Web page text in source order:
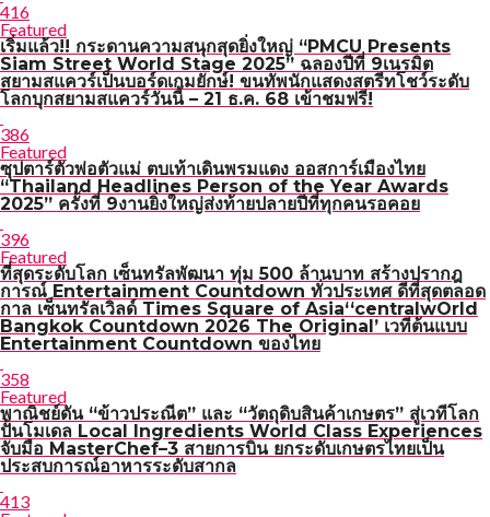
416
Featured
เริ่มแล้ว!! กระดานความสนุกสุดยิ่งใหญ่ “PMCU Presents
Siam Street World Stage 2025” ฉลองปีที่ 9เนรมิต
สยามสแควร์เป็นบอร์ดเกมยักษ์! ขนทัพนักแสดงสตรีทโชว์ระดับ
โลกบุกสยามสแควร์วันนี้ – 21 ธ.ค. 68 เข้าชมฟรี!
386
Featured
ซุปตาร์ตัวพ่อตัวแม่ ตบเท้าเดินพรมแดง ออสการ์เมืองไทย
“Thailand Headlines Person of the Year Awards
2025” ครั้งที่ 9งานยิ่งใหญ่ส่งท้ายปลายปีที่ทุกคนรอคอย
396
Featured
ที่สุดระดับโลก เซ็นทรัลพัฒนา ทุ่ม 500 ล้านบาท สร้างปรากฎ
การณ์ Entertainment Countdown ทั่วประเทศ ดีที่สุดตลอด
กาล เซ็นทรัลเวิลด์ Times Square of Asia‘‘centralwOrld
Bangkok Countdown 2026 The Original’ เวทีต้นแบบ
Entertainment Countdown ของไทย
358
Featured
พาณิชย์ดัน “ข้าวประณีต” และ “วัตถุดิบสินค้าเกษตร” สู่เวทีโลก
ปั้นโมเดล Local Ingredients World Class Experiences
จับมือ MasterChef–3 สายการบิน ยกระดับเกษตรไทยเป็น
ประสบการณ์อาหารระดับสากล
413